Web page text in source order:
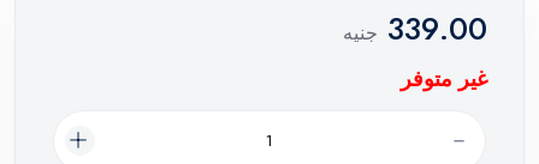
339.00 جنيه
غير متوفر